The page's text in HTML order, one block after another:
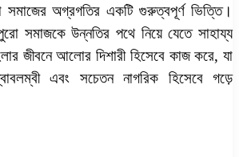
সমাজের অগ্রগতির একটি গুরুত্বপূর্ণ ভিত্তি।
সমাজকে উন্নতির পথে নিয়ে যেতে সাহায্য
জীবনে আলোর দিশারী হিসেবে কাজ করে, যা
এবং সচেতন নাগরিক হিসেবে গড়ে